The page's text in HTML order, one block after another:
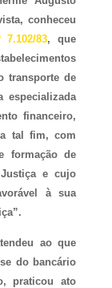
conheceu
7.102/83, que
transporte de
especializada
financeiro,
tal fim, com
formação de
e cujo
à sua
ao que
do bancário
praticou ato